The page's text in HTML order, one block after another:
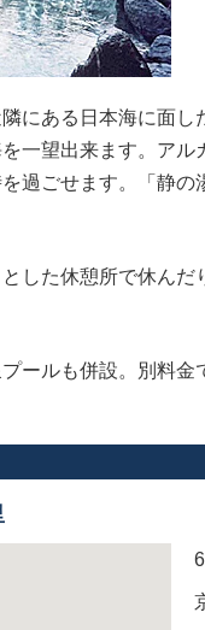
にある日本海に面
一望出来ます。ア
過ごせます。「静
した休憩所で休ん
ールも併設。別料